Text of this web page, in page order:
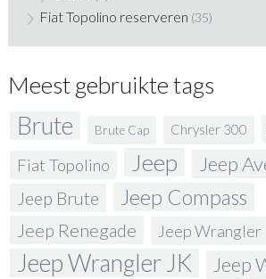
Fiat Topolino reserveren (35)
Meest gebruikte tags
Brute Brute Cap Chrysler 300
Fiat Topolino Jeep Jeep
Jeep Brute Jeep Compass
Jeep Renegade Jeep Wrangler
Jeep Wrangler JK Jeep